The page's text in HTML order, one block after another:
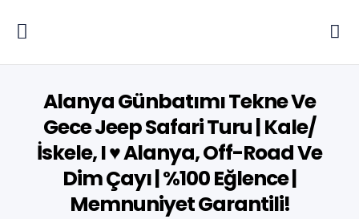
Alanya Günbatımı Tekne Ve
Gece Jeep Safari Turu | Kale/
İskele, I ♥ Alanya, Off-Road Ve
Dim Çayı | %100 Eğlence |
Memnuniyet Garantili!